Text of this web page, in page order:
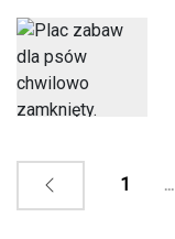
1 ...